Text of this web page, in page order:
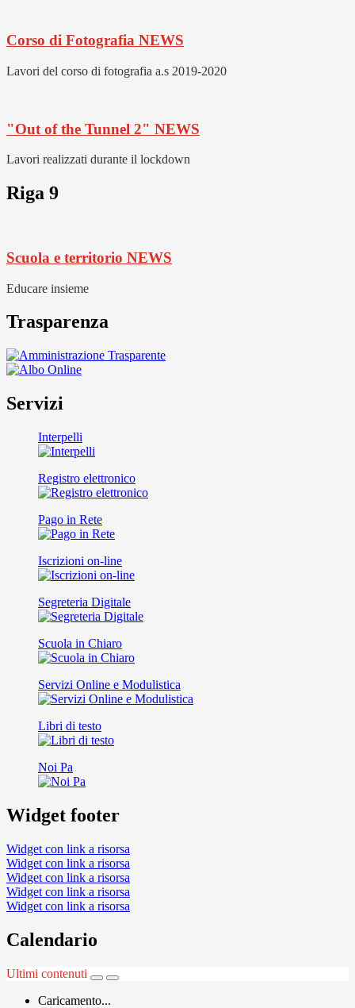
Corso di Fotografia NEWS
Lavori del corso di fotografia a.s 2019-2020
"Out of the Tunnel 2" NEWS
Lavori realizzati durante il lockdown
Riga 9
Scuola e territorio NEWS
Educare insieme
Trasparenza
Servizi
Interpelli
Registro elettronico
Pago in Rete
Iscrizioni on-line
Segreteria Digitale
Scuola in Chiaro
Servizi Online e Modulistica
Libri di testo
Noi Pa
Widget footer
Widget con link a risorsa
Widget con link a risorsa
Widget con link a risorsa
Widget con link a risorsa
Widget con link a risorsa
Calendario
Ultimi contenuti
Caricamento...